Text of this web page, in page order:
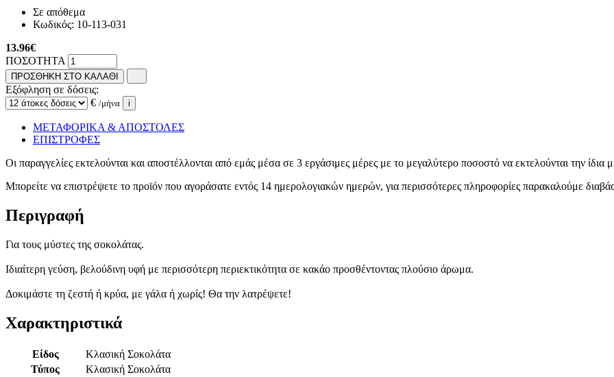
Σε απόθεμα
Κωδικός: 10-113-031
13.96€
ΠΟΣΟΤΗΤΑ
ΠΡΟΣΘΗΚΗ ΣΤΟ ΚΑΛΑΘΙ
Εξόφληση σε δόσεις:
€ /μήνα i
ΜΕΤΑΦΟΡΙΚΑ & ΑΠΟΣΤΟΛΕΣ
ΕΠΙΣΤΡΟΦΕΣ
Οι παραγγελίες εκτελούνται και αποστέλλονται από εμάς μέσα σε 3 εργάσιμες μέρες με το μεγαλύτερο ποσοστό να εκτελούνται την ίδια
Μπορείτε να επιστρέψετε το προϊόν που αγοράσατε εντός 14 ημερολογιακών ημερών, για περισσότερες πληροφορίες παρακαλούμε
Περιγραφή
Για τους μύστες της σοκολάτας.
Ιδιαίτερη γεύση, βελούδινη υφή με περισσότερη περιεκτικότητα σε κακάο προσθέντοντας πλούσιο άρωμα.
Δοκιμάστε τη ζεστή ή κρύα, με γάλα ή χωρίς! Θα την λατρέψετε!
Χαρακτηριστικά
Είδος
Κλασική Σοκολάτα
Τύπος
Κλασική Σοκολάτα